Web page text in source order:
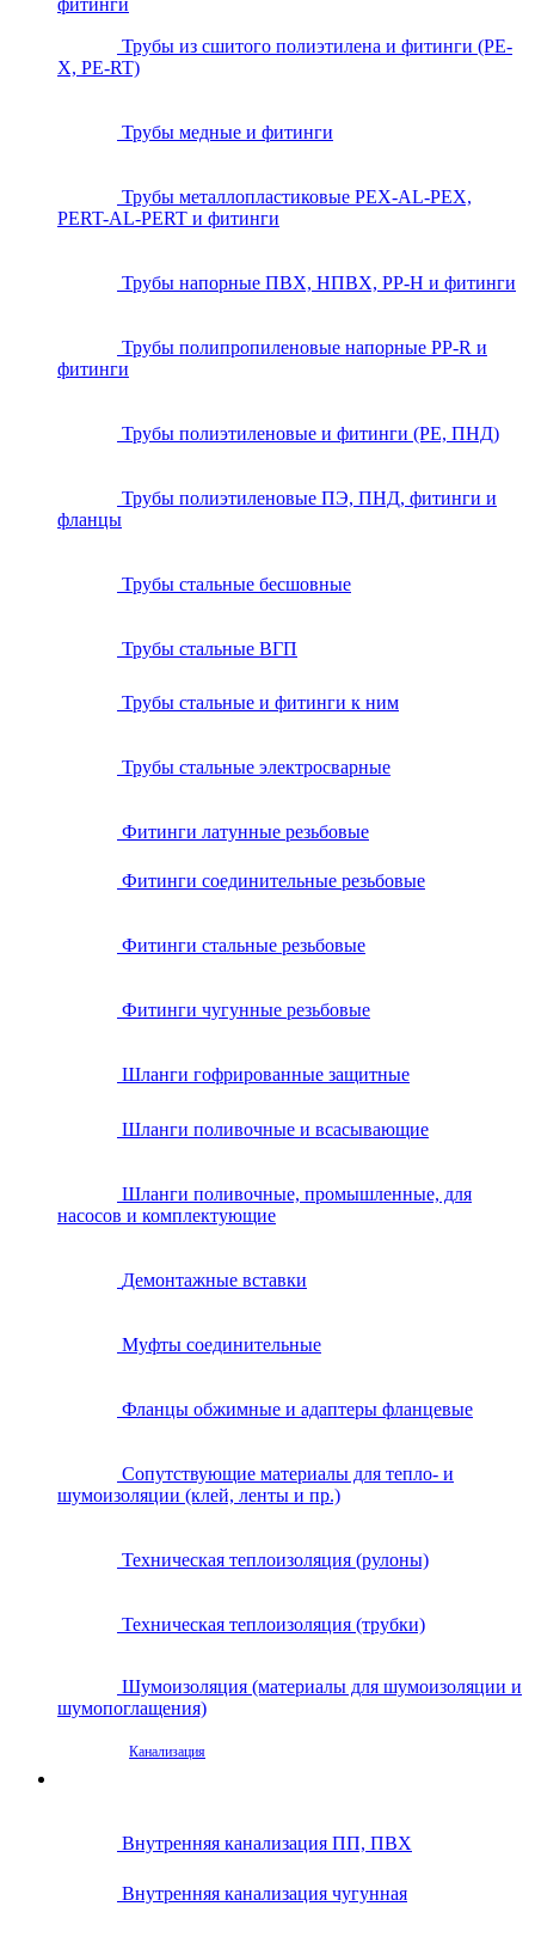
фитинги
Трубы из сшитого полиэтилена и фитинги (PE-
X, PE-RT)
Трубы медные и фитинги
Трубы металлопластиковые PEX-AL-PEX,
PERT-AL-PERT и фитинги
Трубы напорные ПВХ, НПВХ, PP-H и фитинги
Трубы полипропиленовые напорные PP-R и
фитинги
Трубы полиэтиленовые и фитинги (PE, ПНД)
Трубы полиэтиленовые ПЭ, ПНД, фитинги и
фланцы
Трубы стальные бесшовные
Трубы стальные ВГП
Трубы стальные и фитинги к ним
Трубы стальные электросварные
Фитинги латунные резьбовые
Фитинги соединительные резьбовые
Фитинги стальные резьбовые
Фитинги чугунные резьбовые
Шланги гофрированные защитные
Шланги поливочные и всасывающие
Шланги поливочные, промышленные, для
насосов и комплектующие
Демонтажные вставки
Муфты соединительные
Фланцы обжимные и адаптеры фланцевые
Сопутствующие материалы для тепло- и
шумоизоляции (клей, ленты и пр.)
Техническая теплоизоляция (рулоны)
Техническая теплоизоляция (трубки)
Шумоизоляция (материалы для шумоизоляции и
шумопоглащения)
Канализация
Внутренняя канализация ПП, ПВХ
Внутренняя канализация чугунная